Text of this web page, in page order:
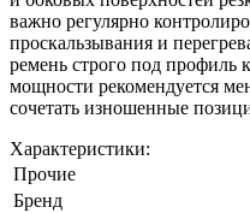
важно регулярно
проскальзывания и
ремень строго под профиль
мощности рекомендуется
сочетать изношенные
Характеристики:
Прочие
Бренд